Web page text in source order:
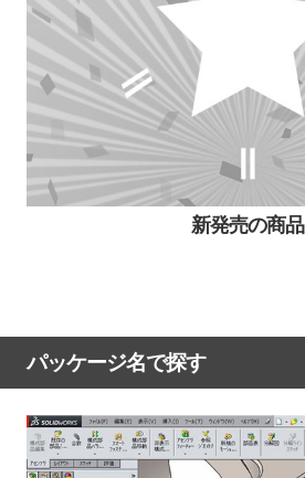
新発売の商品
パッケージ名で探す